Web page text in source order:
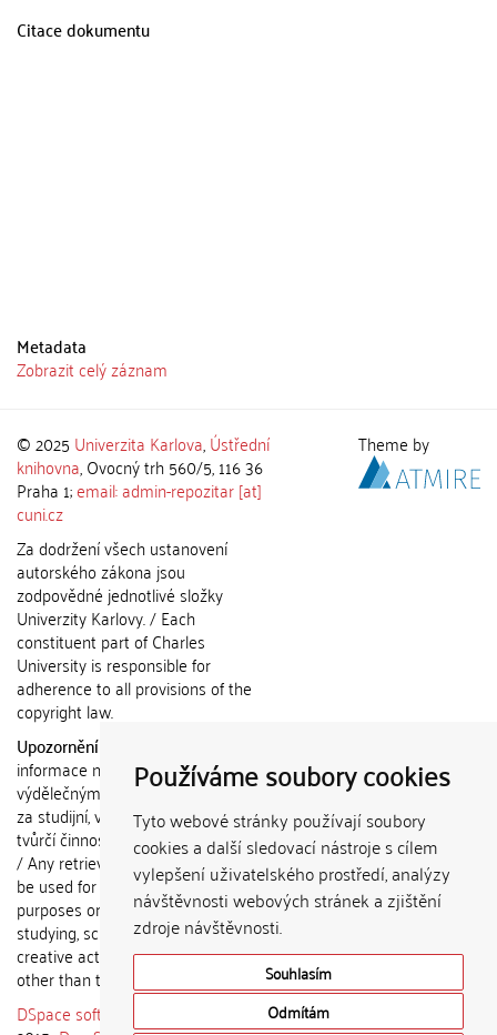
Používáme soubory cookies
Tyto webové stránky používají soubory
cookies a další sledovací nástroje s cílem
vylepšení uživatelského prostředí, analýzy
návštěvnosti webových stránek a zjištění
zdroje návštěvnosti.
Souhlasím
Odmítám
Citace dokumentu
Metadata
Zobrazit celý záznam
© 2025 Univerzita Karlova,Ústřední
knihovna, Ovocný trh 560/5, 116 36
Praha 1;email: admin-repozitar [at]
cuni.cz
Za dodržení všech ustanovení
autorského zákona jsou
zodpovědné jednotlivé složky
Univerzity Karlovy. / Each
constituent part of Charles
University is responsible for
adherence to all provisions of the
copyright law.
Upozornění / Notice:
informace nemohou být použity k
výdělečným účelům nebo vydávány
za studijní, vědeckou nebo jinou
tvůrčí činnost jiné osoby než autora.
/ Any retrieved information shall not
be used for any commercial
purposes or claimed as results of
studying, scientific or any other
creative activities of any person
other than the author.
DSpace software
copyright © 2002-
Theme by